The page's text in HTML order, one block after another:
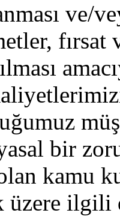
ve/
bir
kamu
üzere